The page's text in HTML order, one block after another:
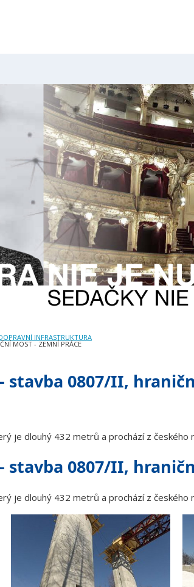
INFRASTRUKTURA
MOST - ZEMNÍ PRÁCE
stavba 0807/II,
je dlouhý 432 metrů a prochází z českého
stavba 0807/II,
je dlouhý 432 metrů a prochází z českého